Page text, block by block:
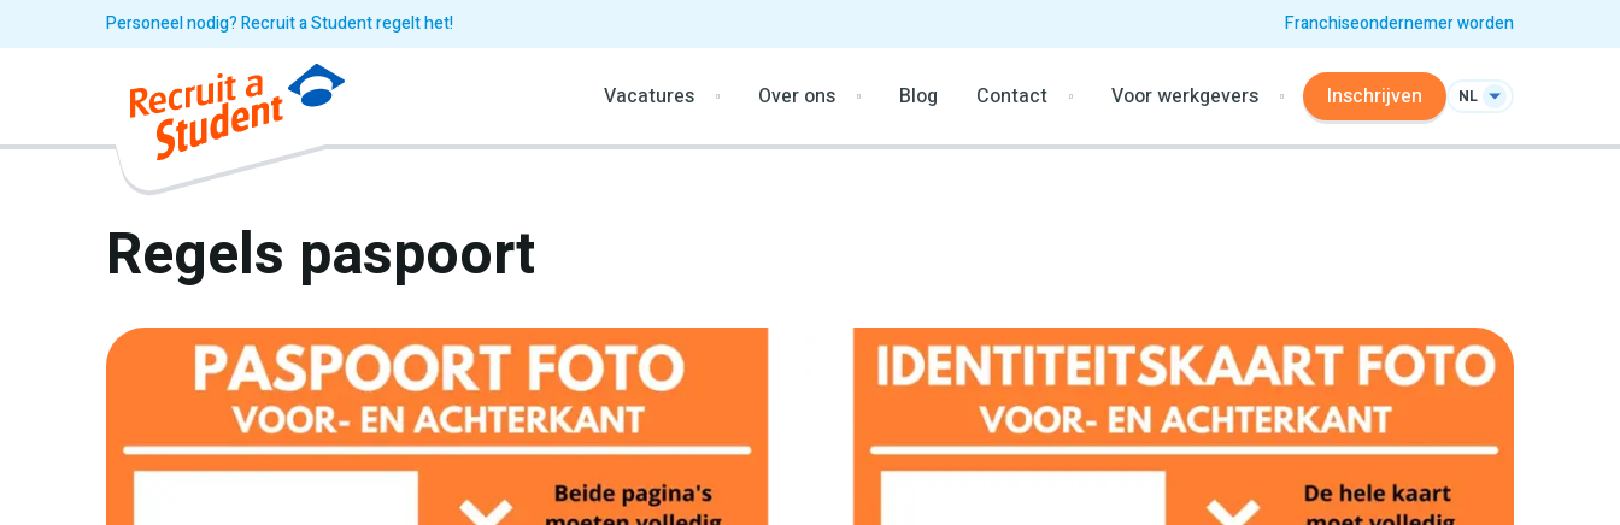
Personeel nodig? Recruit a Student regelt het! Franchiseondernemer worden
Vacatures Over ons Blog Contact Voor werkgevers Inschrijven NL
Regels paspoort